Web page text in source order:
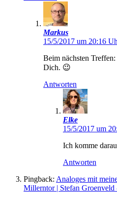
Markus
15/5/2017 um 20:16
Beim nächsten
Dich. 😉
Antworten
Elke
15/5/2017 um
Ich komme
Antworten
Pingback: Analoges mit
Millerntor | Stefan Groenveld